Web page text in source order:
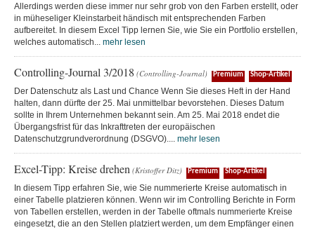
Allerdings werden diese immer nur sehr grob von den Farben erstellt, oder
in müheseliger Kleinstarbeit händisch mit entsprechenden Farben
aufbereitet. In diesem Excel Tipp lernen Sie, wie Sie ein Portfolio erstellen,
welches automatisch... mehr lesen
Controlling-Journal 3/2018 (Controlling-Journal) Premium Shop-Artikel
Der Datenschutz als Last und Chance Wenn Sie dieses Heft in der Hand
halten, dann dürfte der 25. Mai unmittelbar bevorstehen. Dieses Datum
sollte in Ihrem Unternehmen bekannt sein. Am 25. Mai 2018 endet die
Übergangsfrist für das Inkrafttreten der europäischen
Datenschutzgrundverordnung (DSGVO).... mehr lesen
Excel-Tipp: Kreise drehen (Kristoffer Ditz) Premium Shop-Artikel
In diesem Tipp erfahren Sie, wie Sie nummerierte Kreise automatisch in
einer Tabelle platzieren können. Wenn wir im Controlling Berichte in Form
von Tabellen erstellen, werden in der Tabelle oftmals nummerierte Kreise
eingesetzt, die an den Stellen platziert werden, um dem Empfänger einen